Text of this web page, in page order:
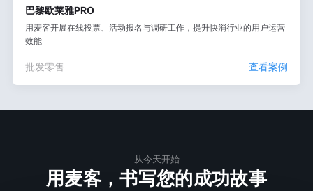
巴黎欧莱雅PRO
用麦客开展在线投票、活动报名与调研工作，提升快消行业的用户运营
效能
批发零售 查看案例
从今天开始
用麦客，书写您的成功故事